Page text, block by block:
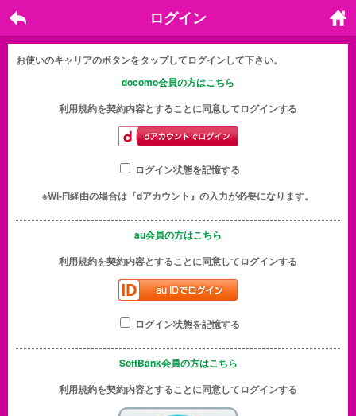
ログイン
戻る ホーム
お使いのキャリアのボタンをタップしてログインして下さい。
docomo会員の方はこちら
利用規約を契約内容とすることに同意してログインする
ログイン状態を記憶する
※Wi-Fi経由の場合は『dアカウント』の入力が必要になります。
au会員の方はこちら
利用規約を契約内容とすることに同意してログインする
ログイン状態を記憶する
SoftBank会員の方はこちら
利用規約を契約内容とすることに同意してログインする